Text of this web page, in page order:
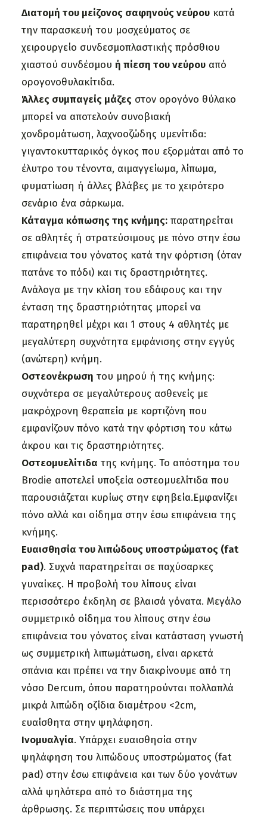
Διατομή του μείζονος σαφηνούς νεύρου κατά
την παρασκευή του μοσχεύματος σε
χειρουργείο συνδεσμοπλαστικής πρόσθιου
χιαστού συνδέσμου ή πίεση του νεύρου από
ορογονοθυλακίτιδα.
Άλλες συμπαγείς μάζες στον ορογόνο θύλακο
μπορεί να αποτελούν συνοβιακή
χονδρομάτωση, λαχνοοζώδης υμενίτιδα:
γιγαντοκυτταρικός όγκος που εξορμάται από το
έλυτρο του τένοντα, αιμαγγείωμα, λίπωμα,
φυματίωση ή άλλες βλάβες με το χειρότερο
σενάριο ένα σάρκωμα.
Κάταγμα κόπωσης της κνήμης: παρατηρείται
σε αθλητές ή στρατεύσιμους με πόνο στην έσω
επιφάνεια του γόνατος κατά την φόρτιση (όταν
πατάνε το πόδι) και τις δραστηριότητες.
Ανάλογα με την κλίση του εδάφους και την
ένταση της δραστηριότητας μπορεί να
παρατηρηθεί μέχρι και 1 στους 4 αθλητές με
μεγαλύτερη συχνότητα εμφάνισης στην εγγύς
(ανώτερη) κνήμη.
Οστεονέκρωση του μηρού ή της κνήμης:
συχνότερα σε μεγαλύτερους ασθενείς με
μακρόχρονη θεραπεία με κορτιζόνη που
εμφανίζουν πόνο κατά την φόρτιση του κάτω
άκρου και τις δραστηριότητες.
Οστεομυελίτιδα της κνήμης. Το απόστημα του
Brodie αποτελεί υποξεία οστεομυελίτιδα που
παρουσιάζεται κυρίως στην εφηβεία.Εμφανίζει
πόνο αλλά και οίδημα στην έσω επιφάνεια της
κνήμης.
Ευαισθησία του λιπώδους υποστρώματος (fat
pad). Συχνά παρατηρείται σε παχύσαρκες
γυναίκες. Η προβολή του λίπους είναι
περισσότερο έκδηλη σε βλαισά γόνατα. Μεγάλο
συμμετρικό οίδημα του λίπους στην έσω
επιφάνεια του γόνατος είναι κατάσταση γνωστή
ως συμμετρική λιπωμάτωση, είναι αρκετά
σπάνια και πρέπει να την διακρίνουμε από τη
νόσο Dercum, όπου παρατηρούνται πολλαπλά
μικρά λιπώδη οζίδια διαμέτρου <2cm,
ευαίσθητα στην ψηλάφηση.
Ινομυαλγία. Υπάρχει ευαισθησία στην
ψηλάφηση του λιπώδους υποστρώματος (fat
pad) στην έσω επιφάνεια και των δύο γονάτων
αλλά ψηλότερα από το διάστημα της
άρθρωσης. Σε περιπτώσεις που υπάρχει